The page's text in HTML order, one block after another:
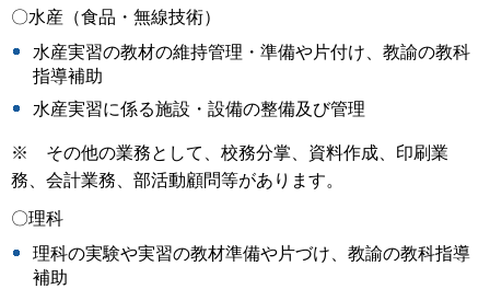
〇水産（食品・無線技術）
水産実習の教材の維持管理・準備や片付け、教諭の教科
指導補助
水産実習に係る施設・設備の整備及び管理
※ その他の業務として、校務分掌、資料作成、印刷業
務、会計業務、部活動顧問等があります。
〇理科
理科の実験や実習の教材準備や片づけ、教諭の教科指導
補助